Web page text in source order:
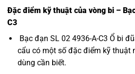
Đặc điểm kỹ thuật của vòng bi –
C3
Bạc đạn SL 02 4936-A-C3 Ổ bi
cẩu có một số đặc điểm kỹ thuật
dùng cần biết.